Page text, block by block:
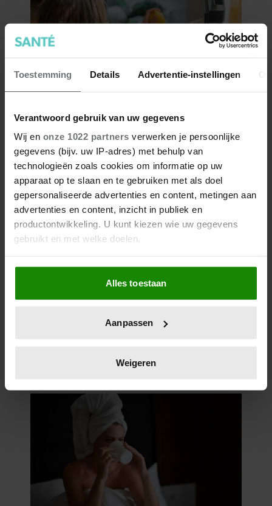
Toestemming Details Advertentie-instellingen
Verantwoord gebruik van uw gegevens
Wij en onze 1022 partners verwerken je persoonlijke
gegevens (bijv. uw IP-adres) met behulp van
technologieën zoals cookies om informatie op uw
apparaat op te slaan en te gebruiken met als doel
gepersonaliseerde advertenties en content, metingen aan
advertenties en content, inzicht in publiek en
productontwikkeling. U kunt kiezen wie uw gegevens
gebruikt en met welke doelen.
Als u het toestaat, willen we ook graag:
Informatie verzamelen over uw geografische
locatie, die tot een paar meter nauwkeurig kan zijn
scannen op specifieke eigenschappen (fingerprinting)
verwerkt en stel uw voorkeuren in het
intrekken in de Cookieverklaring.
We gebruiken cookies om content en advertenties te
personaliseren, om functies voor social media te bieden
en om ons websiteverkeer te analyseren. Ook delen we
informatie over uw gebruik van onze site met onze
partners voor social media, adverteren en analyse. Deze
partners kunnen deze gegevens combineren met andere
Alles toestaan
Aanpassen
Weigeren